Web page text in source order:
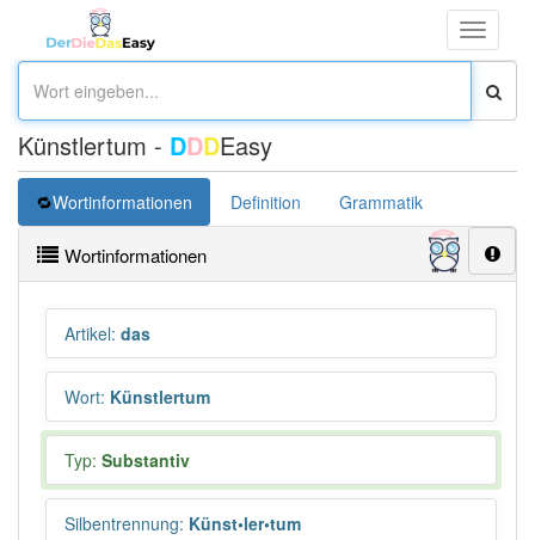
Toggle
Künstlertum - DDDEasy
Wortinformationen Definition Grammatik
Wortinformationen
Artikel: das
Wort: Künstlertum
Typ: Substantiv
Silbentrennung: Künst•ler•tum